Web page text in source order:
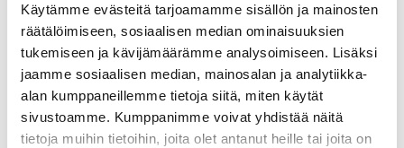
Käytämme evästeitä tarjoamamme sisällön ja mainosten
räätälöimiseen, sosiaalisen median ominaisuuksien
tukemiseen ja kävijämäärämme analysoimiseen. Lisäksi
jaamme sosiaalisen median, mainosalan ja analytiikka-
alan kumppaneillemme tietoja siitä, miten käytät
sivustoamme. Kumppanimme voivat yhdistää näitä
tietoja muihin tietoihin, joita olet antanut heille tai joita on
riistanhoitoyhdistys
Rannikko-Pohjanmaa
nykarleby@rhy.riista.fi